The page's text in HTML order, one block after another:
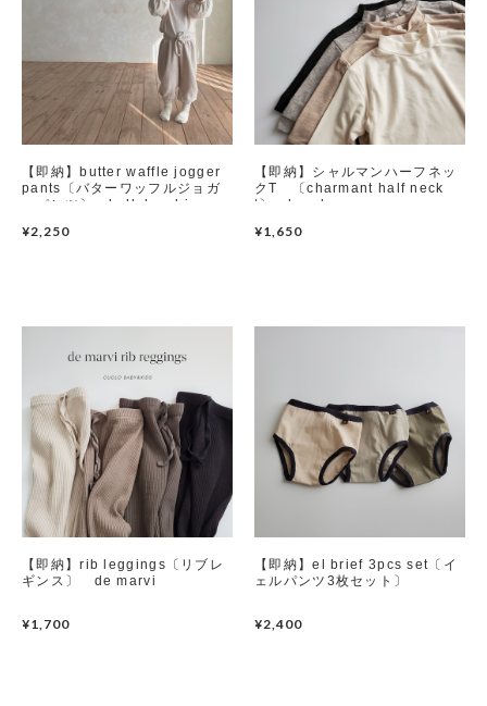
【即納】butter waffle jogger
pants〔バターワッフルジョガ
ーパンツ〕 bellabambina
¥2,250
【即納】シャルマンハーフネッ
クT 〔charmant half neck
t〕 haroharo
¥1,650
【即納】rib leggings〔リブレ
ギンス〕 de marvi
¥1,700
【即納】el brief 3pcs set〔イ
ェルパンツ3枚セット〕
¥2,400